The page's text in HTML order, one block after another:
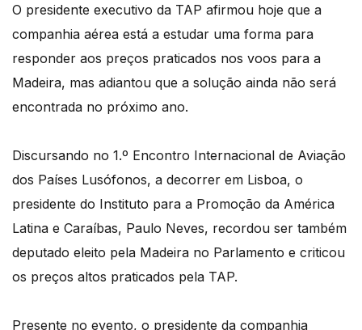
O presidente executivo da TAP afirmou hoje que a
companhia aérea está a estudar uma forma para
responder aos preços praticados nos voos para a
Madeira, mas adiantou que a solução ainda não será
encontrada no próximo ano.
Discursando no 1.º Encontro Internacional de Aviação
dos Países Lusófonos, a decorrer em Lisboa, o
presidente do Instituto para a Promoção da América
Latina e Caraíbas, Paulo Neves, recordou ser também
deputado eleito pela Madeira no Parlamento e criticou
os preços altos praticados pela TAP.
Presente no evento, o presidente da companhia